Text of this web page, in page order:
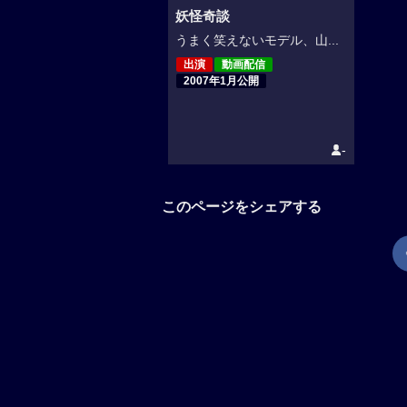
妖怪奇談
うまく笑えないモデル、山...
出演
動画配信
2007年1月公開
-
このページをシェアする